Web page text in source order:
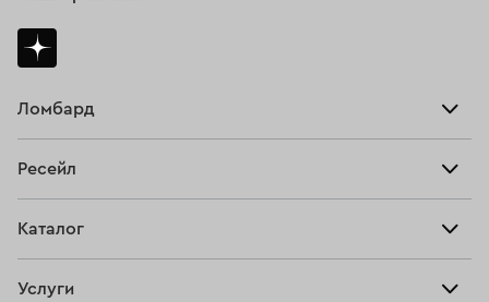
Ломбард
Тарифы
Ресейл
Купить
Каталог
Услуги